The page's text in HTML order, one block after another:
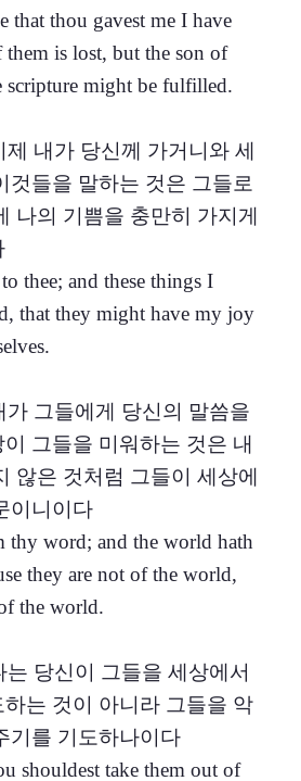
that thou gavest me I have
them is lost, but the son of
scripture might be fulfilled.
제 내가 당신께 가거니와 세
것들을 말하는 것은 그들로
나의 기쁨을 충만히 가지게
thee; and these things I
that they might have my joy
가 그들에게 당신의 말씀을
그들을 미워하는 것은 내
않은 것처럼 그들이 세상에
이니이다
thy word; and the world hath
they are not of the world,
the world.
는 당신이 그들을 세상에서
는 것이 아니라 그들을 악
기를 기도하나이다
shouldest take them out of